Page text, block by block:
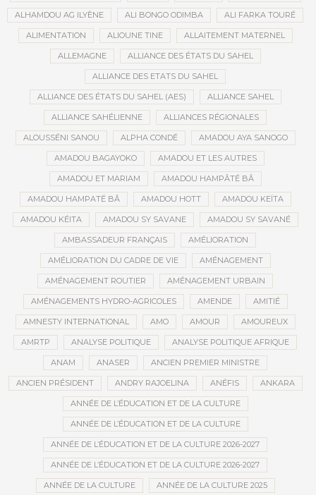
ALHAMDOU AG ILYÈNE ALI BONGO ODIMBA ALI FARKA TOURÉ
ALIMENTATION ALIOUNE TINE ALLAITEMENT MATERNEL
ALLEMAGNE ALLIANCE DES ÉTATS DU SAHEL
ALLIANCE DES ETATS DU SAHEL
ALLIANCE DES ÉTATS DU SAHEL (AES) ALLIANCE SAHEL
ALLIANCE SAHÉLIENNE ALLIANCES RÉGIONALES
ALOUSSÉNI SANOU ALPHA CONDÉ AMADOU AYA SANOGO
AMADOU BAGAYOKO AMADOU ET LES AUTRES
AMADOU ET MARIAM AMADOU HAMPÂTÉ BÂ
AMADOU HAMPATÉ BÂ AMADOU HOTT AMADOU KEÏTA
AMADOU KÉITA AMADOU SY SAVANE AMADOU SY SAVANÉ
AMBASSADEUR FRANÇAIS AMÉLIORATION
AMÉLIORATION DU CADRE DE VIE AMÉNAGEMENT
AMÉNAGEMENT ROUTIER AMÉNAGEMENT URBAIN
AMÉNAGEMENTS HYDRO-AGRICOLES AMENDE AMITIÉ
AMNESTY INTERNATIONAL AMO AMOUR AMOUREUX
AMRTP ANALYSE POLITIQUE ANALYSE POLITIQUE AFRIQUE
ANAM ANASER ANCIEN PREMIER MINISTRE
ANCIEN PRÉSIDENT ANDRY RAJOELINA ANÉFIS ANKARA
ANNÉE DE L’ÉDUCATION ET DE LA CULTURE
ANNÉE DE L’ÉDUCATION ET DE LA CULTURE
ANNÉE DE L’ÉDUCATION ET DE LA CULTURE 2026-2027
ANNÉE DE L’ÉDUCATION ET DE LA CULTURE 2026-2027
ANNÉE DE LA CULTURE ANNÉE DE LA CULTURE 2025